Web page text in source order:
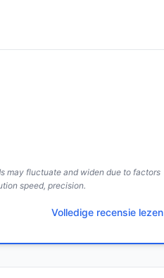
may fluctuate and widen due to factors
speed, precision.
Volledige recensie lezen